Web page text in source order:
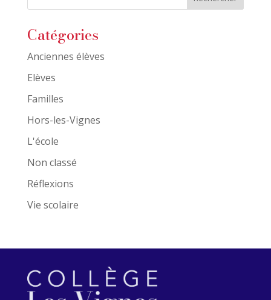
Catégories
Anciennes élèves
Elèves
Familles
Hors-les-Vignes
L'école
Non classé
Réflexions
Vie scolaire